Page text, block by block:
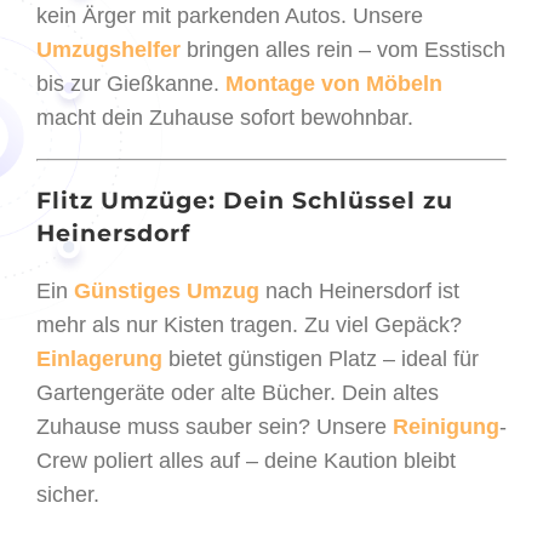
kein Ärger mit parkenden Autos. Unsere
Umzugshelfer bringen alles rein – vom Esstisch
bis zur Gießkanne. Montage von Möbeln
macht dein Zuhause sofort bewohnbar.
Flitz Umzüge: Dein Schlüssel zu
Heinersdorf
Ein Günstiges Umzug nach Heinersdorf ist
mehr als nur Kisten tragen. Zu viel Gepäck?
Einlagerung bietet günstigen Platz – ideal für
Gartengeräte oder alte Bücher. Dein altes
Zuhause muss sauber sein? Unsere Reinigung-
Crew poliert alles auf – deine Kaution bleibt
sicher.